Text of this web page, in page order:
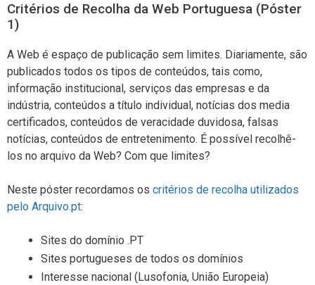
Critérios de Recolha da Web Portuguesa (Póster
1)
A Web é espaço de publicação sem limites. Diariamente, são
publicados todos os tipos de conteúdos, tais como,
informação institucional, serviços das empresas e da
indústria, conteúdos a título individual, notícias dos media
certificados, conteúdos de veracidade duvidosa, falsas
notícias, conteúdos de entretenimento. É possível recolhê-
los no arquivo da Web? Com que limites?
Neste póster recordamos os critérios de recolha utilizados
pelo Arquivo.pt:
Sites do domínio .PT
Sites portugueses de todos os domínios
Interesse nacional (Lusofonia, União Europeia)